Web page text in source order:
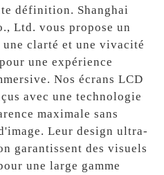
définition. Shanghai
Ltd. vous propose un
clarté et une vivacité
une expérience
Nos écrans LCD
avec une technologie
maximale sans
Leur design ultra-
garantissent des visuels
une large gamme